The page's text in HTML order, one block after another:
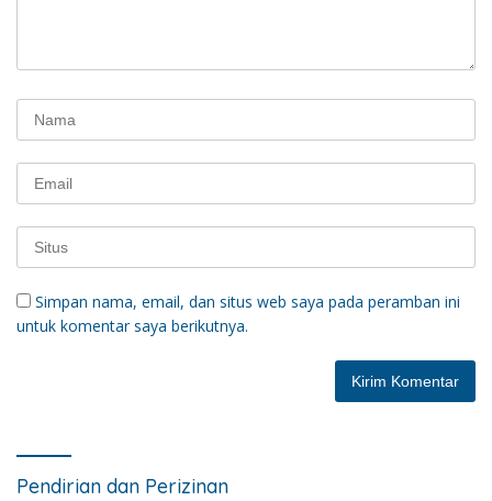
Simpan nama, email, dan situs web saya pada peramban ini
untuk komentar saya berikutnya.
Pendirian dan Perizinan